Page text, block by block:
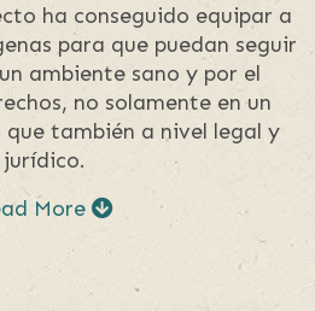
ha conseguido equipar a
para que puedan seguir
ambiente sano y por el
no solamente en un
también a nivel legal y
jurídico.
More